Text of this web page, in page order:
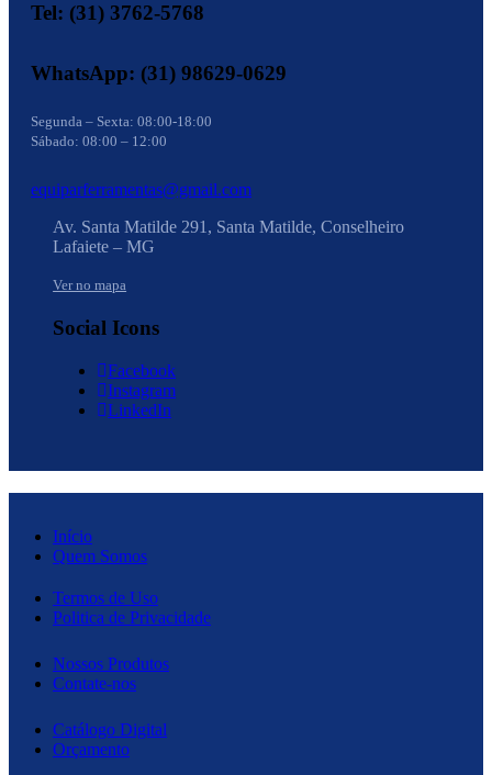
Tel: (31) 3762-5768
WhatsApp: (31) 98629-0629
Segunda – Sexta: 08:00-18:00
Sábado: 08:00 – 12:00
equiparferramentas@gmail.com
Av. Santa Matilde 291, Santa Matilde, Conselheiro
Lafaiete – MG
Ver no mapa
Social Icons
Facebook
Instagram
LinkedIn
Início
Quem Somos
Termos de Uso
Politica de Privacidade
Nossos Produtos
Contate-nos
Catálogo Digital
Orçamento